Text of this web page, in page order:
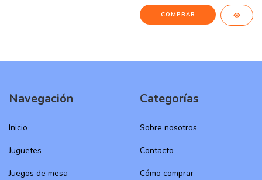
Navegación
Inicio
Juguetes
Juegos de mesa
Categorías
Sobre nosotros
Contacto
Cómo comprar